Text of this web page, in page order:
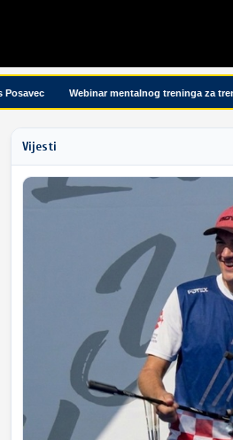
Webinar mentalnog treninga za
Vijesti